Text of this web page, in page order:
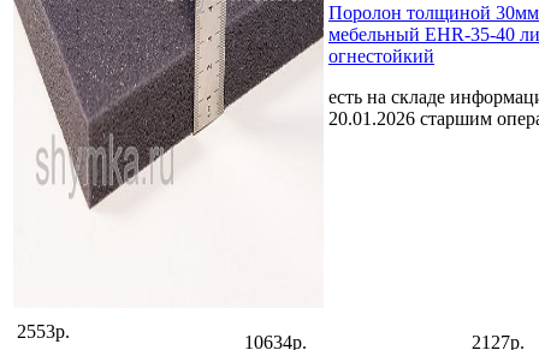
Поролон толщиной 30мм
мебельный EHR-35-40
огнестойкий
есть на складе
20.01.2026 старшим
2553р.
10634р. 2127р.